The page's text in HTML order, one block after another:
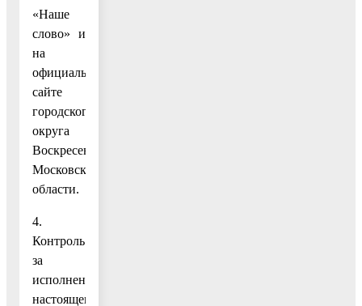
«Наше
слово» и
на
официальном
сайте
городского
округа
Воскресенск
Московской
области.
4.
Контроль
за
исполнением
настоящего